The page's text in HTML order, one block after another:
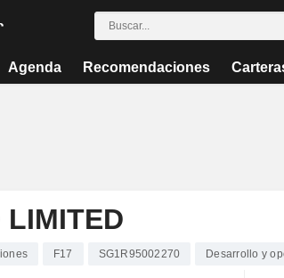
Agenda Recomendaciones
LIMITED
F17 SG1R95002270 Desarrollo y